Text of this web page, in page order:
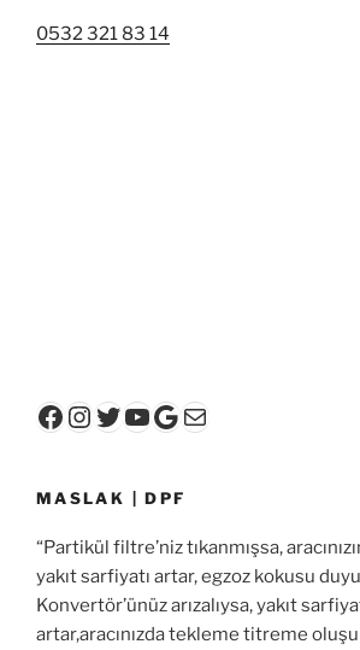
0532 321 83 14
Facebook
Instagram
Twitter
YouTube
Google
E-posta
MASLAK | DPF
“Partikül filtre’niz tıkanmışsa,
yakıt sarfiyatı artar, egzoz kokusu
Konvertör’ünüz arızalıysa, yakıt
artar,aracınızda tekleme titreme